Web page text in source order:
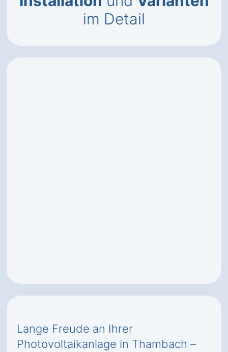
im Detail
Lange Freude an Ihrer
Photovoltaikanlage in Thambach –